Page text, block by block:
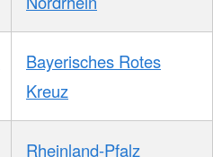
Bayerisches Rotes
Kreuz
Rheinland-Pfalz